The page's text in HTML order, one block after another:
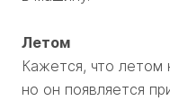
Летом
Кажется, что
но он появляется